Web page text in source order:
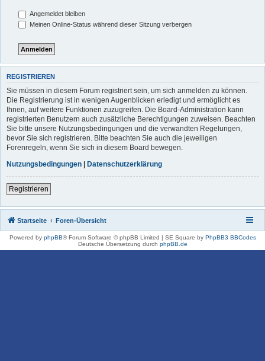
Angemeldet bleiben
Meinen Online-Status während dieser Sitzung verbergen
REGISTRIEREN
Sie müssen in diesem Forum registriert sein, um sich anmelden zu können.
Die Registrierung ist in wenigen Augenblicken erledigt und ermöglicht es
Ihnen, auf weitere Funktionen zuzugreifen. Die Board-Administration kann
registrierten Benutzern auch zusätzliche Berechtigungen zuweisen. Beachten
Sie bitte unsere Nutzungsbedingungen und die verwandten Regelungen,
bevor Sie sich registrieren. Bitte beachten Sie auch die jeweiligen
Forenregeln, wenn Sie sich in diesem Board bewegen.
Nutzungsbedingungen | Datenschutzerklärung
Registrieren
Startseite Foren-Übersicht
Powered by phpBB® Forum Software © phpBB Limited | SE Square by PhpBB3 BBCodes
Deutsche Übersetzung durch phpBB.de